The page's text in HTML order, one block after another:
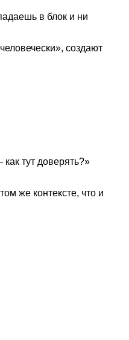
в блок и ни
создают
тут доверять?»
же контексте, что и